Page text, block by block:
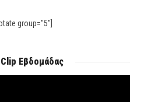
group="5"]
Εβδομάδας